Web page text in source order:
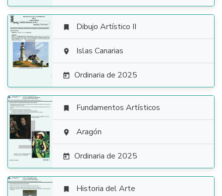

 Dibujo Artístico II
 Islas Canarias
 Ordinaria de 2025

 Fundamentos Artísticos
 Aragón
 Ordinaria de 2025
 Historia del Arte